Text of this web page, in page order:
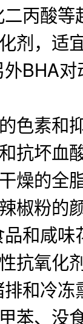
丙酸
剂，适
BHA
色素
抗坏
燥的
椒粉
和咸
抗氧
和冷冻
苯、